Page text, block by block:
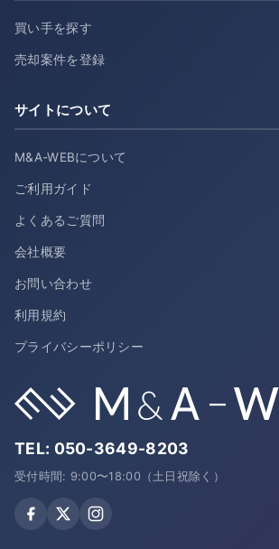
買い手を探す
売却案件を登録
サイトについて
M&A-WEBについて
ご利用ガイド
よくあるご質問
会社概要
お問い合わせ
利用規約
プライバシーポリシー
TEL: 050-3649-8203
受付時間: 9:00〜18:00（土日祝除く）